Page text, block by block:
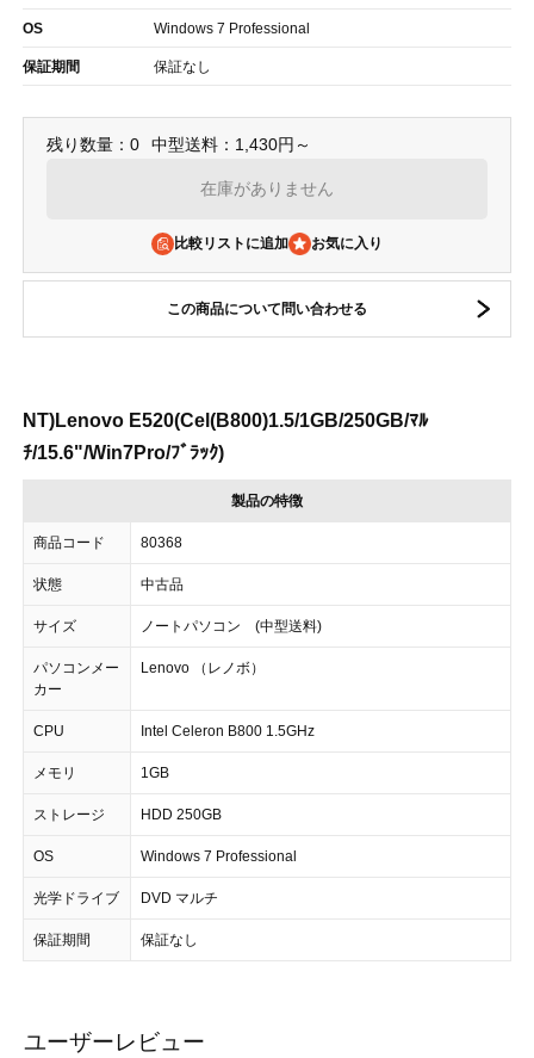
OS Windows 7 Professional
保証期間 保証なし
残り数量：0 中型送料：1,430円～
在庫がありません
比較リストに追加
この商品について問い合わせる
NT)Lenovo E520(Cel(B800)1.5/1GB/250GB/ﾏﾙ
ﾁ/15.6"/Win7Pro/ﾌﾞﾗｯｸ)
製品の特徴
商品コード 80368
状態 中古品
サイズ ノートパソコン (中型送料)
パソコンメー
カー
Lenovo （レノボ）
CPU Intel Celeron B800 1.5GHz
メモリ 1GB
ストレージ HDD 250GB
OS Windows 7 Professional
光学ドライブ DVD マルチ
保証期間 保証なし
ユーザーレビュー